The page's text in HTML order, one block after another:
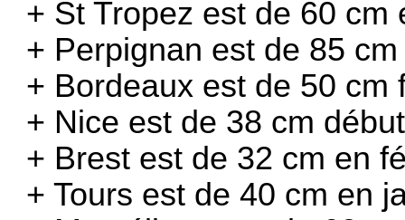
+ St Tropez est de 60 cm
+ Perpignan est de 85
+ Bordeaux est de 50 cm
+ Nice est de 38 cm
+ Brest est de 32 cm en
+ Tours est de 40 cm en